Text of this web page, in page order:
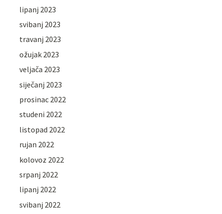
lipanj 2023
svibanj 2023
travanj 2023
ožujak 2023
veljača 2023
siječanj 2023
prosinac 2022
studeni 2022
listopad 2022
rujan 2022
kolovoz 2022
srpanj 2022
lipanj 2022
svibanj 2022